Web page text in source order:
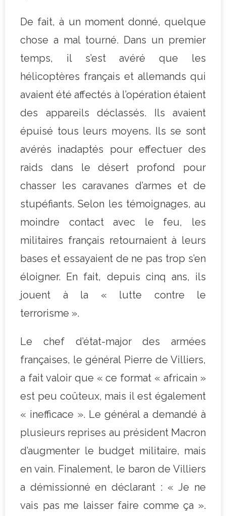
De fait, à un moment donné, quelque
chose a mal tourné. Dans un premier
temps, il s’est avéré que les
hélicoptères français et allemands qui
avaient été affectés à l’opération étaient
des appareils déclassés. Ils avaient
épuisé tous leurs moyens. Ils se sont
avérés inadaptés pour effectuer des
raids dans le désert profond pour
chasser les caravanes d’armes et de
stupéfiants. Selon les témoignages, au
moindre contact avec le feu, les
militaires français retournaient à leurs
bases et essayaient de ne pas trop s’en
éloigner. En fait, depuis cinq ans, ils
jouent à la « lutte contre le
terrorisme ».
Le chef d’état-major des armées
françaises, le général Pierre de Villiers,
a fait valoir que « ce format « africain »
est peu coûteux, mais il est également
« inefficace ». Le général a demandé à
plusieurs reprises au président Macron
d’augmenter le budget militaire, mais
en vain. Finalement, le baron de Villiers
a démissionné en déclarant : « Je ne
vais pas me laisser faire comme ça ».